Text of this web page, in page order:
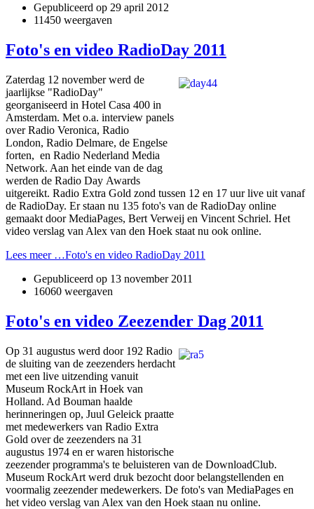
Gepubliceerd op 29 april 2012
11450 weergaven
Foto's en video RadioDay 2011
Zaterdag 12 november werd de
jaarlijkse "RadioDay"
georganiseerd in Hotel Casa 400 in
Amsterdam. Met o.a. interview panels
over Radio Veronica, Radio
London, Radio Delmare, de Engelse
forten, en Radio Nederland Media
Network. Aan het einde van de dag
werden de Radio Day Awards
uitgereikt. Radio Extra Gold zond tussen 12 en 17 uur live uit vanaf
de RadioDay. Er staan nu 135 foto's van de RadioDay online
gemaakt door MediaPages, Bert Verweij en Vincent Schriel. Het
video verslag van Alex van den Hoek staat nu ook online.
Lees meer …Foto's en video RadioDay 2011
Gepubliceerd op 13 november 2011
16060 weergaven
Foto's en video Zeezender Dag 2011
Op 31 augustus werd door 192 Radio
de sluiting van de zeezenders herdacht
met een live uitzending vanuit
Museum RockArt in Hoek van
Holland. Ad Bouman haalde
herinneringen op, Juul Geleick praatte
met medewerkers van Radio Extra
Gold over de zeezenders na 31
augustus 1974 en er waren historische
zeezender programma's te beluisteren van de DownloadClub.
Museum RockArt werd druk bezocht door belangstellenden en
voormalig zeezender medewerkers. De foto's van MediaPages en
het video verslag van Alex van den Hoek staan nu online.